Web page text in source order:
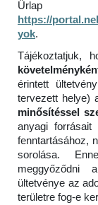
https://
yok.
Tájékoztatjuk,
érintett
tervezett helye)
minősítéssel
anyagi
fenntartásához,
sorolása.
meggyőződni
ültetvénye az
területre fog-e